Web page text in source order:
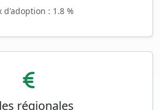
d'adoption : 1.8 %
régionales